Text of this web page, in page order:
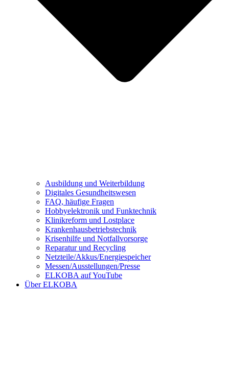
Ausbildung und Weiterbildung
Digitales Gesundheitswesen
FAQ, häufige Fragen
Hobbyelektronik und Funktechnik
Klinikreform und Lostplace
Krankenhausbetriebstechnik
Krisenhilfe und Notfallvorsorge
Reparatur und Recycling
Netzteile/Akkus/Energiespeicher
Messen/Ausstellungen/Presse
ELKOBA auf YouTube
Über ELKOBA